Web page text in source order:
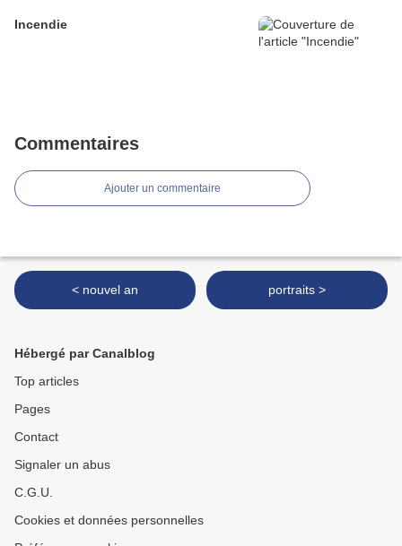
Incendie
Commentaires
Ajouter un commentaire
< nouvel an portraits >
Hébergé par Canalblog
Top articles
Pages
Contact
Signaler un abus
C.G.U.
Cookies et données personnelles